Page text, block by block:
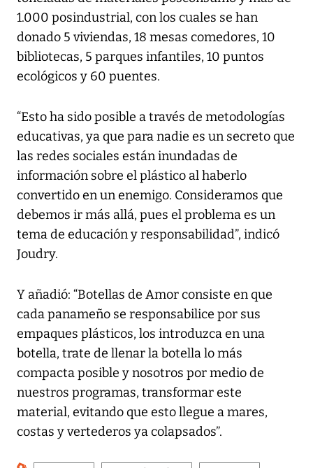
1.000 posindustrial, con los cuales se han
donado 5 viviendas, 18 mesas comedores, 10
bibliotecas, 5 parques infantiles, 10 puntos
ecológicos y 60 puentes.
“Esto ha sido posible a través de metodologías
educativas, ya que para nadie es un secreto que
las redes sociales están inundadas de
información sobre el plástico al haberlo
convertido en un enemigo. Consideramos que
debemos ir más allá, pues el problema es un
tema de educación y responsabilidad”, indicó
Joudry.
Y añadió: “Botellas de Amor consiste en que
cada panameño se responsabilice por sus
empaques plásticos, los introduzca en una
botella, trate de llenar la botella lo más
compacta posible y nosotros por medio de
nuestros programas, transformar este
material, evitando que esto llegue a mares,
costas y vertederos ya colapsados”.